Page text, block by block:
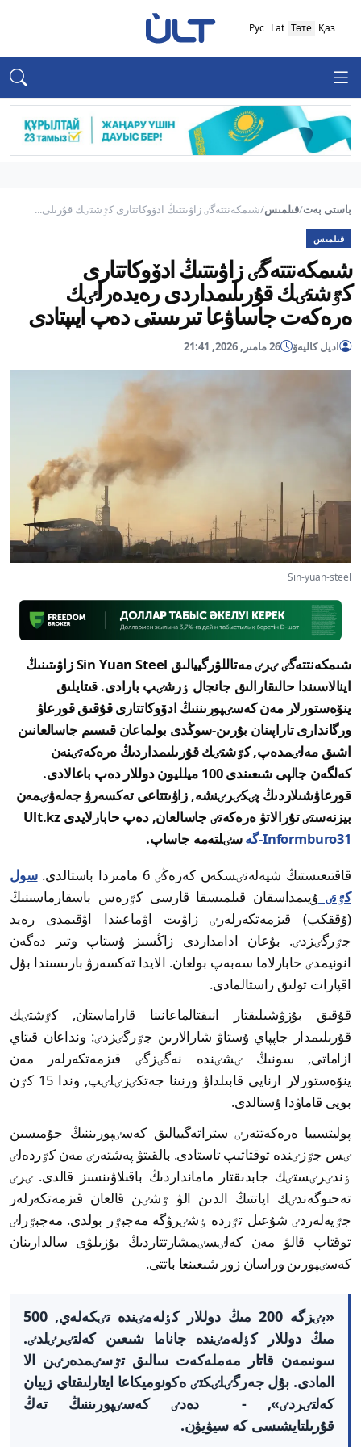
Қаз
Төте
Lat
Рус
باستى بەت/قىلمىس/شىمكەنتتەگٸ زاۋىتتىڭ ادۆوكاتتارى كٷشتٸك قۇرىلى...
قىلمىس
شىمكەنتتەگٸ زاۋىتتىڭ ادۆوكاتتارى
كٷشتٸك قۇرىلىمداردى رەيدەرلٸك
ەرەكەت جاساۋعا تىرىستى دەپ ايىپتادى
اديل كاليەۆ 26 مامىر, 2026, 21:41
Sin-yuan-steel
شىمكەنتتەگٸ ٸرٸ مەتاللۋرگييالىق Sin Yuan Steel زاۋىتىنىڭ
اينالاسىندا حالىقارالىق جانجال ٶرشٸپ بارادى. قىتايلىق
ينۆەستورلار مەن كەسٸپورىننىڭ ادۆوكاتتارى قۇقىق قورعاۋ
ورگاندارى تاراپىنان بۇرىن-سوڭدى بولماعان قىسىم جاسالعانىن
اشىق مەلٸمدەپ, كٷشتٸك قۇرىلىمداردىڭ ەرەكەتٸنەن
كەلگەن جالپى شىعىندى 100 ميلليون دوللار دەپ باعالادى.
قورعاۋشىلاردىڭ پٸكٸرٸنشە, زاۋىتتاعى تەكسەرۋ جەلەۋٸمەن
بيزنەستٸ تۇرالاتۋ ەرەكەتٸ جاسالعان, دەپ حابارلايدى Ult.kz
Informburo31-گە
سٸلتەمە جاساپ.
قاقتىعىستىڭ شيەلەنٸسكەن كەزەڭٸ 6 مامىردا باستالدى.
سول
كٷنٸ ۇيىمداسقان قىلمىسقا قارسى كٷرەس باسقارماسىنىڭ
(ۇققكب) قىزمەتكەرلەرٸ زاۋىت اۋماعىندا اۋقىمدى رەيد
جٷرگٸزدٸ. بۇعان ادامداردى زاڭسىز ۇستاپ وتىر دەگەن
انونيمدٸ حابارلاما سەبەپ بولعان. الايدا تەكسەرۋ بارىسىندا بۇل
اقپارات تولىق راستالمادى.
قۇقىق بۇزۋشىلىقتار انىقتالماعانىنا قاراماستان, كٷشتٸك
قۇرىلىمدار جاپپاي ۇستاۋ شارالارىن جٷرگٸزدٸ: ونداعان قىتاي
ازاماتى, سونىڭ ٸشٸندە نەگٸزگٸ قىزمەتكەرلەر مەن
ينۆەستورلار ارنايى قابىلداۋ ورنىنا جەتكٸزٸلٸپ, وندا 15 كٷن
بويى قاماۋدا ۇستالدى.
پوليتسييا ەرەكەتتەرٸ ستراتەگييالىق كەسٸپورىننىڭ جۇمىسىن
ٸس جٷزٸندە توقتاتىپ تاستادى. بالقىتۋ پەشتەرٸ مەن كٷردەلٸ
ٶندٸرٸستٸك جابدىقتار مامانداردىڭ باقىلاۋىنسىز قالدى. ٸرٸ
تەحنوگەندٸك اپاتتىڭ الدىن الۋ ٷشٸن قالعان قىزمەتكەرلەر
جٷيەلەردٸ شۇعىل تٷردە ٶشٸرۋگە مەجبٷر بولدى. مەجبٷرلٸ
توقتاپ قالۋ مەن كەلٸسٸمشارتتاردىڭ بۇزىلۋى سالدارىنان
كەسٸپورىن وراسان زور شىعىنعا باتتى.
«بٸزگە 200 مىڭ دوللار كٶلەمٸندە تٸكەلەي, 500
مىڭ دوللار كٶلەمٸندە جاناما شىعىن كەلتٸرٸلدٸ.
سونىمەن قاتار مەملەكەت سالىق تٷسٸمدەرٸن الا
المادى. بۇل جەرگٸلٸكتٸ ەكونوميكاعا ايتارلىقتاي زييان
كەلتٸردٸ», - دەدٸ كەسٸپورىننىڭ تەڭ
قۇرىلتايشىسى كە سيۋيۋن.